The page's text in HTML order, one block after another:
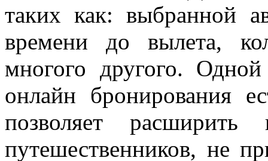
таких как: выбранной
времени до вылета,
многого другого.
онлайн бронирования
позволяет расширить
путешественников, не